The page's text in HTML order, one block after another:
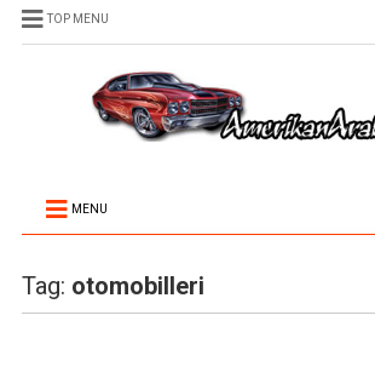
TOP MENU
MENU
Tag: otomobilleri